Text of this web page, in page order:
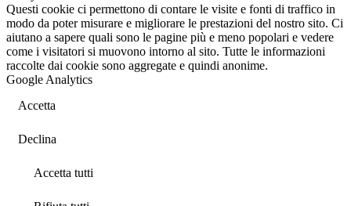
Questi cookie ci permettono di contare le visite e fonti di traffico in
modo da poter misurare e migliorare le prestazioni del nostro sito. Ci
aiutano a sapere quali sono le pagine più e meno popolari e vedere
come i visitatori si muovono intorno al sito. Tutte le informazioni
raccolte dai cookie sono aggregate e quindi anonime.
Google Analytics
Accetta
Declina
Accetta tutti